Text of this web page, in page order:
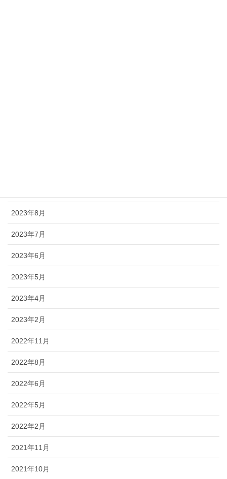
2023年8月
2023年7月
2023年6月
2023年5月
2023年4月
2023年2月
2022年11月
2022年8月
2022年6月
2022年5月
2022年2月
2021年11月
2021年10月